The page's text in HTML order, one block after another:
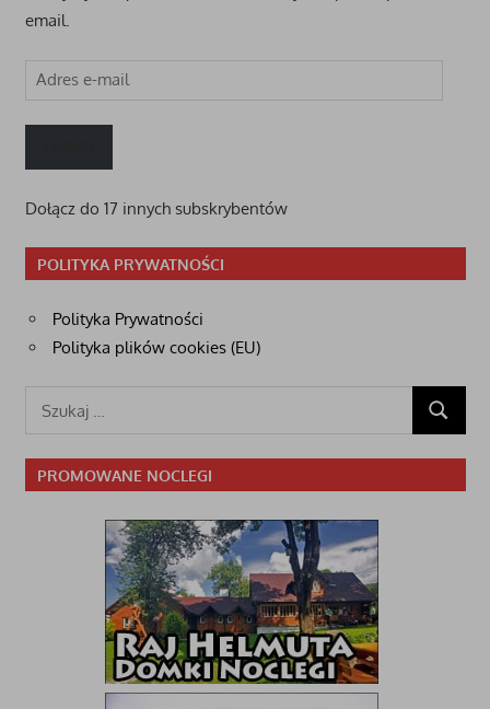
email.
Adres
mail
Dołącz do 17 innych subskrybentów
POLITYKA PRYWATNOŚCI
Polityka Prywatności
Polityka plików cookies (EU)
SZUKAJ
PROMOWANE NOCLEGI